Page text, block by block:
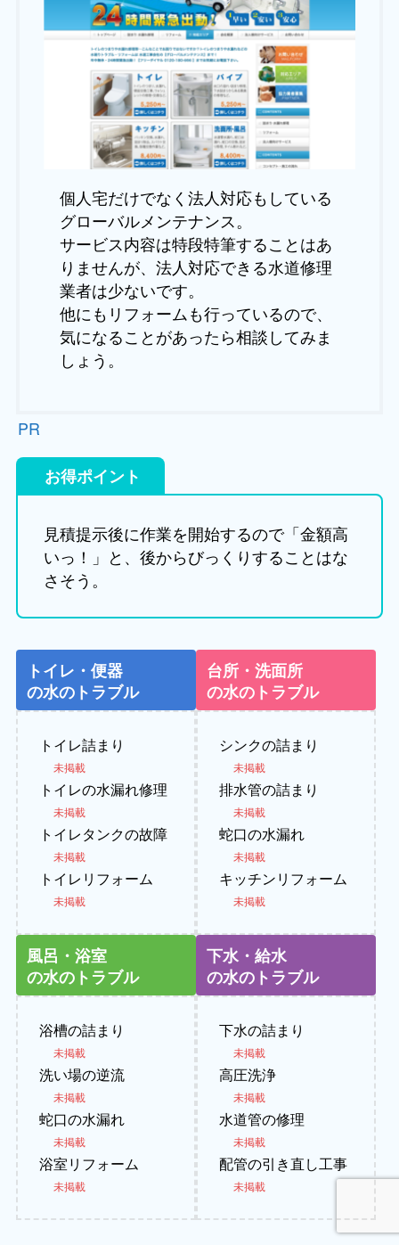
個人宅だけでなく法人対応もしている
グローバルメンテナンス。
サービス内容は特段特筆することはあ
りませんが、法人対応できる水道修理
業者は少ないです。
他にもリフォームも行っているので、
気になることがあったら相談してみま
しょう。
PR
お得ポイント
見積提示後に作業を開始するので「金額高
いっ！」と、後からびっくりすることはな
さそう。
トイレ・便器
の水のトラブル
トイレ詰まり
未掲載
トイレの水漏れ修理
未掲載
トイレタンクの故障
未掲載
トイレリフォーム
未掲載
台所・洗面所
の水のトラブル
シンクの詰まり
未掲載
排水管の詰まり
未掲載
蛇口の水漏れ
未掲載
キッチンリフォーム
未掲載
風呂・浴室
の水のトラブル
浴槽の詰まり
未掲載
洗い場の逆流
未掲載
蛇口の水漏れ
未掲載
浴室リフォーム
未掲載
下水・給水
の水のトラブル
下水の詰まり
未掲載
高圧洗浄
未掲載
水道管の修理
未掲載
配管の引き直し工事
未掲載